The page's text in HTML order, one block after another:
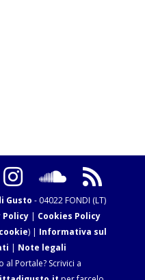
Gusto - 04022 FONDI (LT)
Policy | Cookies Policy
) | Informativa sul
| Note legali
Portale? Scrivici a